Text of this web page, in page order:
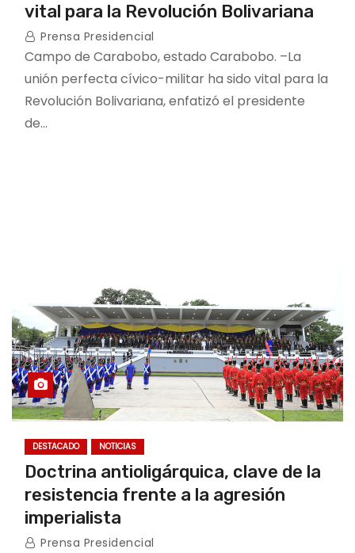
vital para la Revolución Bolivariana
Prensa Presidencial
Campo de Carabobo, estado Carabobo. –La
unión perfecta cívico-militar ha sido vital para la
Revolución Bolivariana, enfatizó el presidente
de…
DESTACADO NOTICIAS
Doctrina antioligárquica, clave de la
resistencia frente a la agresión
imperialista
Prensa Presidencial